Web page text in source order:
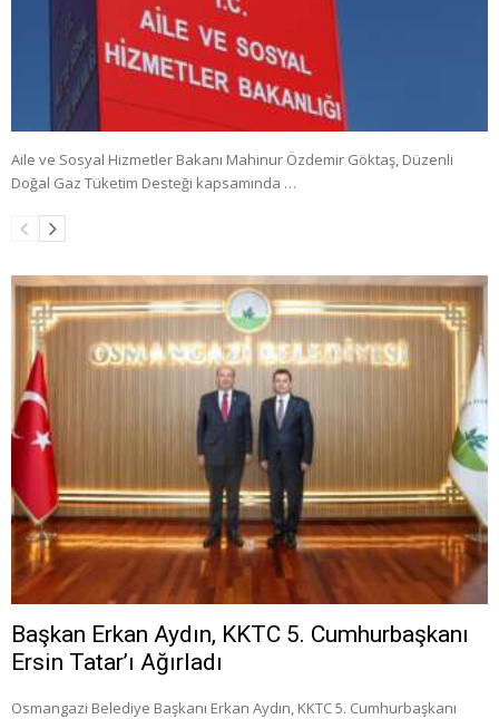
Aile ve Sosyal Hizmetler Bakanı Mahinur Özdemir Göktaş, Düzenli
Doğal Gaz Tüketim Desteği kapsamında …
Başkan Erkan Aydın, KKTC 5. Cumhurbaşkanı
Ersin Tatar’ı Ağırladı
Osmangazi Belediye Başkanı Erkan Aydın, KKTC 5. Cumhurbaşkanı